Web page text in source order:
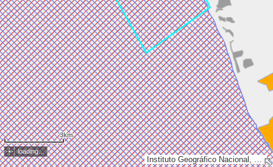
Instituto Geográfico Nacional, Esri, TomTom, Garmin, METI/NASA, USGS
3km
loading...